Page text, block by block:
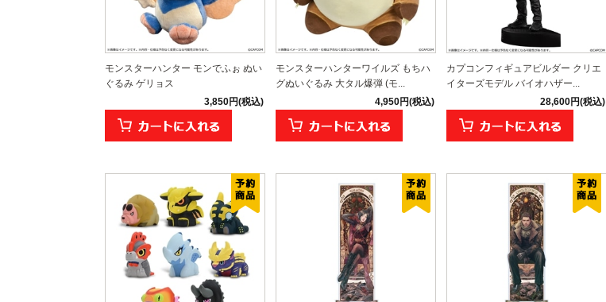
モンスターハンター モンでふぉ ぬい
ぐるみ ゲリョス
3,850円(税込)
モンスターハンターワイルズ もちハ
グぬいぐるみ 大タル爆弾 (モ...
4,950円(税込)
カプコンフィギュアビルダー クリエ
イターズモデル バイオハザー...
28,600円(税込)